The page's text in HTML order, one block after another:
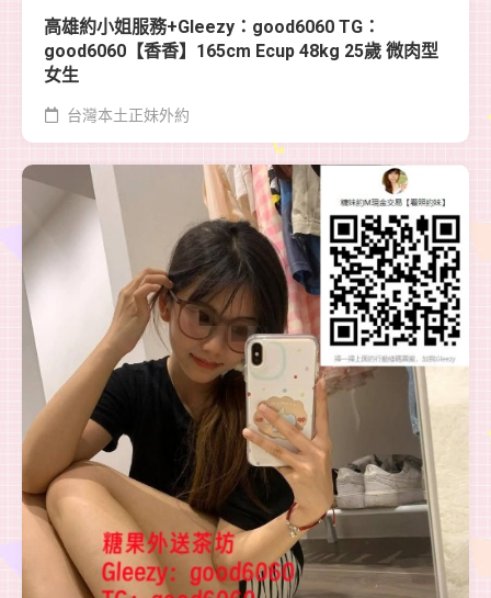
高雄約小姐服務+Gleezy：good6060 TG：
good6060【香香】165cm Ecup 48kg 25歲 微肉型
女生
台灣本土正妹外約